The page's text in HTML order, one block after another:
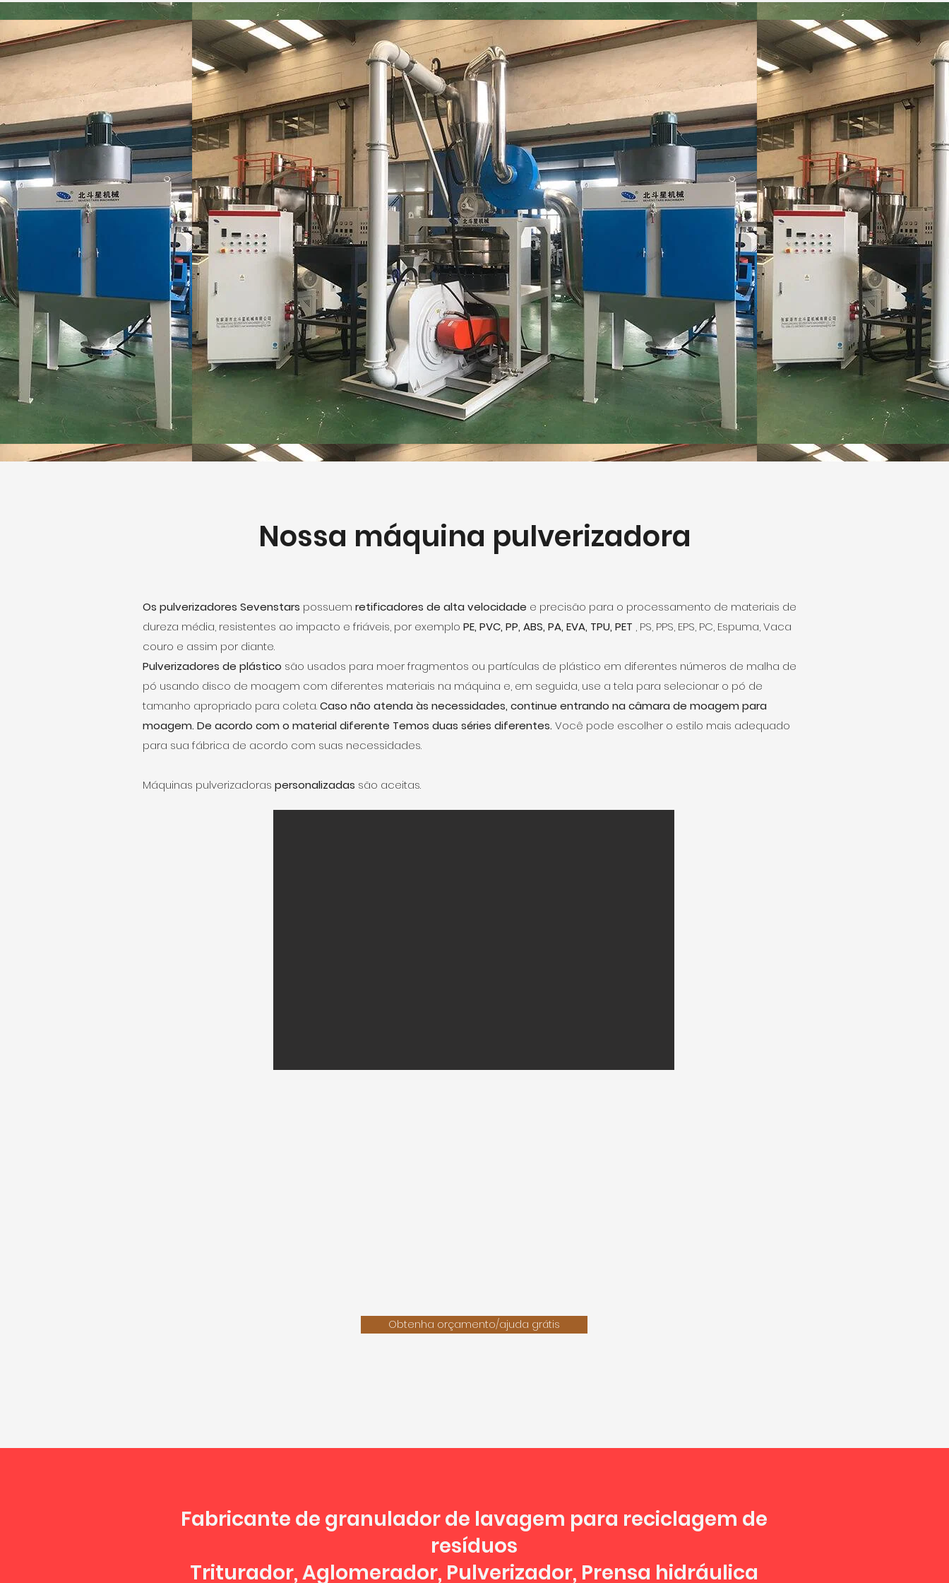
Nossa máquina pulverizadora
Os pulverizadores Sevenstars possuem retificadores de alta velocidade e precisão para o processamento de materiais de
dureza média, resistentes ao impacto e friáveis, por exemplo PE, PVC, PP, ABS, PA, EVA, TPU, PET , PS, PPS, EPS, PC, Espuma, Vaca
couro e assim por diante.
Pulverizadores de plástico são usados para moer fragmentos ou partículas de plástico em diferentes números de malha de
pó usando disco de moagem com diferentes materiais na máquina e, em seguida, use a tela para selecionar o pó de
tamanho apropriado para coleta.Caso não atenda às necessidades, continue entrando na câmara de moagem para
moagem. De acordo com o material diferente Temos duas séries diferentes. Você pode escolher o estilo mais adequado
para sua fábrica de acordo com suas necessidades.
Máquinas pulverizadoras personalizadas são aceitas.
Obtenha orçamento/ajuda grátis
Fabricante de granulador de lavagem para reciclagem de
resíduos
Triturador, Aglomerador, Pulverizador, Prensa hidráulica